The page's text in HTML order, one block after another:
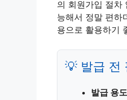
의 회원가입 절차
능해서 정말 편하
용으로 활용하기
💡 발급 전
발급 용